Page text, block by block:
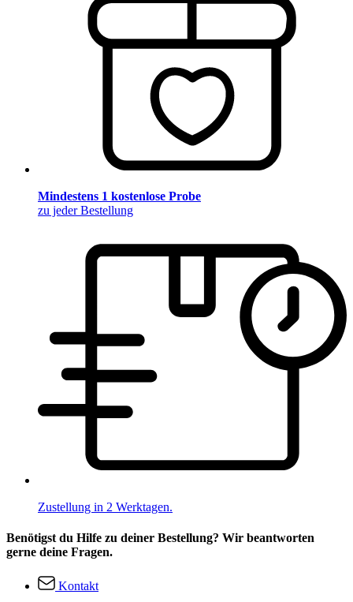
Mindestens 1 kostenlose Probe
zu jeder Bestellung
Zustellung in 2 Werktagen.
Benötigst du Hilfe zu deiner Bestellung? Wir beantworten
gerne deine Fragen.
Kontakt